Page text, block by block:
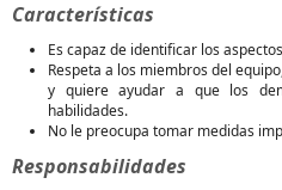
Características
Es capaz de identificar los
Respeta a los miembros del
y quiere ayudar a que los
habilidades.
No le preocupa tomar medidas
Responsabilidades